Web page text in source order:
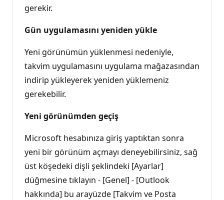
gerekir.
Gün uygulamasını yeniden yükle
Yeni görünümün yüklenmesi nedeniyle,
takvim uygulamasını uygulama mağazasından
indirip yükleyerek yeniden yüklemeniz
gerekebilir.
Yeni görünümden geçiş
Microsoft hesabınıza giriş yaptıktan sonra
yeni bir görünüm açmayı deneyebilirsiniz, sağ
üst köşedeki dişli şeklindeki [Ayarlar]
düğmesine tıklayın - [Genel] - [Outlook
hakkında] bu arayüzde [Takvim ve Posta